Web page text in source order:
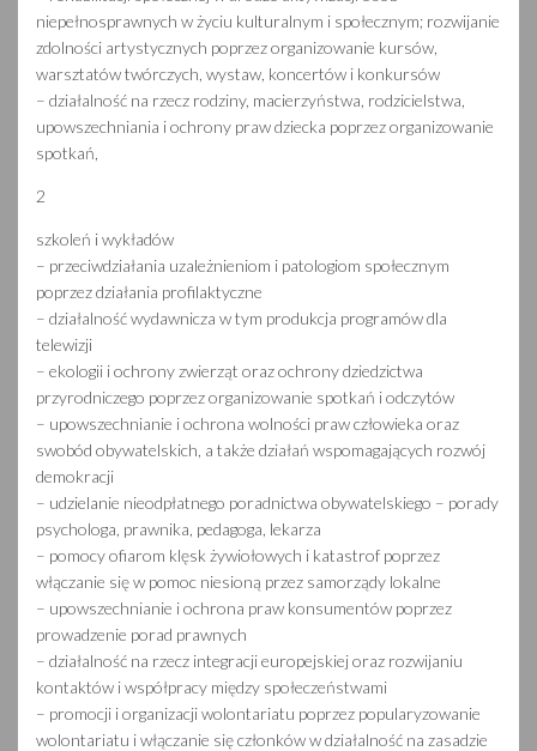
niepełnosprawnych w życiu kulturalnym i społecznym; rozwijanie
zdolności artystycznych poprzez organizowanie kursów,
warsztatów twórczych, wystaw, koncertów i konkursów
– działalność na rzecz rodziny, macierzyństwa, rodzicielstwa,
upowszechniania i ochrony praw dziecka poprzez organizowanie
spotkań,
2
szkoleń i wykładów
– przeciwdziałania uzależnieniom i patologiom społecznym
poprzez działania profilaktyczne
– działalność wydawnicza w tym produkcja programów dla
telewizji
– ekologii i ochrony zwierząt oraz ochrony dziedzictwa
przyrodniczego poprzez organizowanie spotkań i odczytów
– upowszechnianie i ochrona wolności praw człowieka oraz
swobód obywatelskich, a także działań wspomagających rozwój
demokracji
– udzielanie nieodpłatnego poradnictwa obywatelskiego – porady
psychologa, prawnika, pedagoga, lekarza
– pomocy ofiarom klęsk żywiołowych i katastrof poprzez
włączanie się w pomoc niesioną przez samorządy lokalne
– upowszechnianie i ochrona praw konsumentów poprzez
prowadzenie porad prawnych
– działalność na rzecz integracji europejskiej oraz rozwijaniu
kontaktów i współpracy między społeczeństwami
– promocji i organizacji wolontariatu poprzez popularyzowanie
wolontariatu i włączanie się członków w działalność na zasadzie